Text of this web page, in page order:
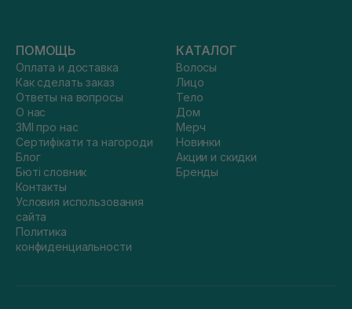
ПОМОЩЬ
Оплата и доставка
Как сделать заказ
Ответы на вопросы
О нас
ЗМІ про нас
Сертифікати та нагороди
Блог
Бюті словник
Контакты
Условия использования
сайта
Политика
конфиденциальности
КАТАЛОГ
Волосы
Лицо
Тело
Дом
Мерч
Новинки
Акции и скидки
Бренды